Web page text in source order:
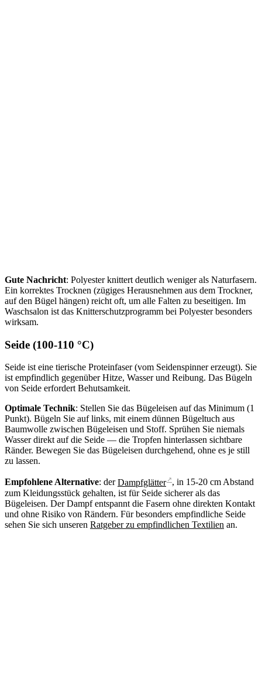
Gute Nachricht: Polyester knittert deutlich weniger als Naturfasern.
Ein korrektes Trocknen (zügiges Herausnehmen aus dem Trockner,
auf den Bügel hängen) reicht oft, um alle Falten zu beseitigen. Im
Waschsalon ist das Knitterschutzprogramm bei Polyester besonders
wirksam.
Seide (100-110 °C)
Seide ist eine tierische Proteinfaser (vom Seidenspinner erzeugt). Sie
ist empfindlich gegenüber Hitze, Wasser und Reibung. Das Bügeln
von Seide erfordert Behutsamkeit.
Optimale Technik: Stellen Sie das Bügeleisen auf das Minimum (1
Punkt). Bügeln Sie auf links, mit einem dünnen Bügeltuch aus
Baumwolle zwischen Bügeleisen und Stoff. Sprühen Sie niemals
Wasser direkt auf die Seide — die Tropfen hinterlassen sichtbare
Ränder. Bewegen Sie das Bügeleisen durchgehend, ohne es je still
zu lassen.
Empfohlene Alternative: derDampfglätter ↗, in 15-20 cm Abstand
zum Kleidungsstück gehalten, ist für Seide sicherer als das
Bügeleisen. Der Dampf entspannt die Fasern ohne direkten Kontakt
und ohne Risiko von Rändern. Für besonders empfindliche Seide
sehen Sie sich unseren Ratgeber zu empfindlichen Textilien an.